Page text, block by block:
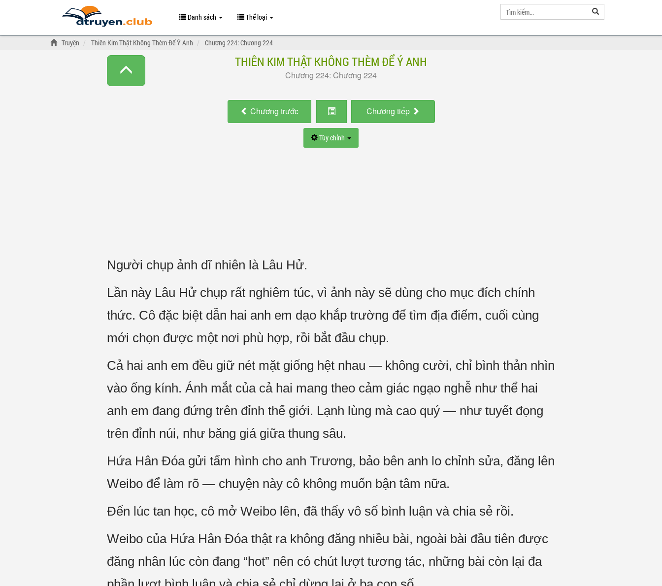
Danh sách Thể loại
Truyện Thiên Kim Thật Không Thèm Để Ý Anh Chương 224: Chương 224
THIÊN KIM THẬT KHÔNG THÈM ĐỂ Ý ANH
Chương 224: Chương 224
Chương trước Chương tiếp
Tùy chỉnh
Người chụp ảnh dĩ nhiên là Lâu Hử.
Lần này Lâu Hử chụp rất nghiêm túc, vì ảnh này sẽ dùng cho mục đích chính
thức. Cô đặc biệt dẫn hai anh em dạo khắp trường để tìm địa điểm, cuối cùng
mới chọn được một nơi phù hợp, rồi bắt đầu chụp.
Cả hai anh em đều giữ nét mặt giống hệt nhau — không cười, chỉ bình thản nhìn
vào ống kính. Ánh mắt của cả hai mang theo cảm giác ngạo nghễ như thể hai
anh em đang đứng trên đỉnh thế giới. Lạnh lùng mà cao quý — như tuyết đọng
trên đỉnh núi, như băng giá giữa thung sâu.
Hứa Hân Đóa gửi tấm hình cho anh Trương, bảo bên anh lo chỉnh sửa, đăng lên
Weibo để làm rõ — chuyện này cô không muốn bận tâm nữa.
Đến lúc tan học, cô mở Weibo lên, đã thấy vô số bình luận và chia sẻ rồi.
Weibo của Hứa Hân Đóa thật ra không đăng nhiều bài, ngoài bài đầu tiên được
đăng nhân lúc còn đang “hot” nên có chút lượt tương tác, những bài còn lại đa